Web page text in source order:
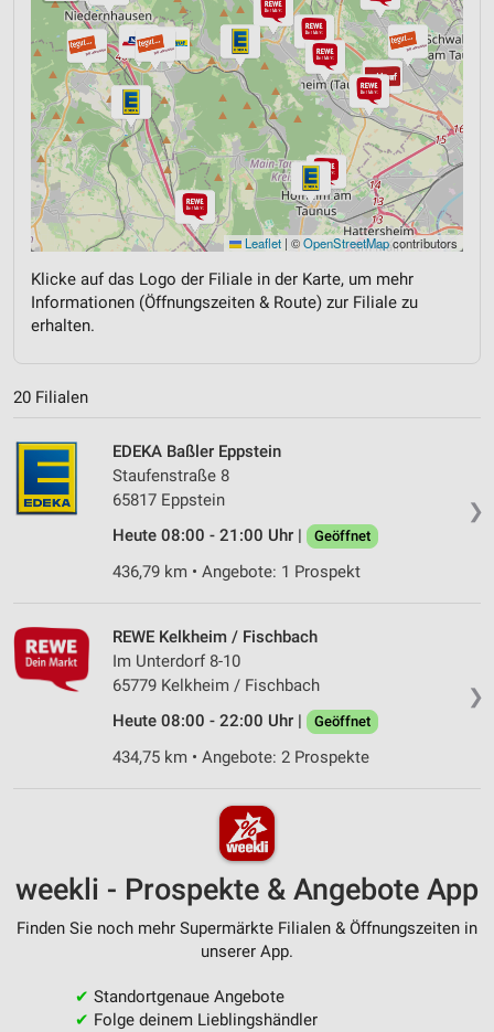
Leaflet | ©OpenStreetMapcontributors
Klicke auf das Logo der Filiale in der Karte, um mehr
Informationen (Öffnungszeiten & Route) zur Filiale zu
erhalten.
20 Filialen
❯
EDEKA Baßler Eppstein
Staufenstraße 8
65817 Eppstein
Heute 08:00 - 21:00 Uhr |
Geöffnet
436,79 km • Angebote: 1 Prospekt
❯
REWE Kelkheim / Fischbach
Im Unterdorf 8-10
65779 Kelkheim / Fischbach
Heute 08:00 - 22:00 Uhr |
Geöffnet
434,75 km • Angebote: 2 Prospekte
weekli - Prospekte & Angebote App
Finden Sie noch mehr Supermärkte Filialen & Öffnungszeiten in
unserer App.
✔ Standortgenaue Angebote
✔ Folge deinem Lieblingshändler